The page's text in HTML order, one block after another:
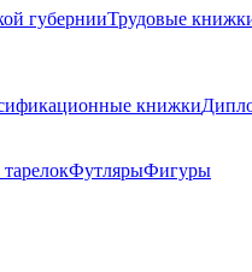
губернииТрудовые
книжки
ФутлярыФигуры